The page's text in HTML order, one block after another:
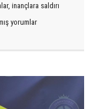
inançlara saldırı
yorumlar